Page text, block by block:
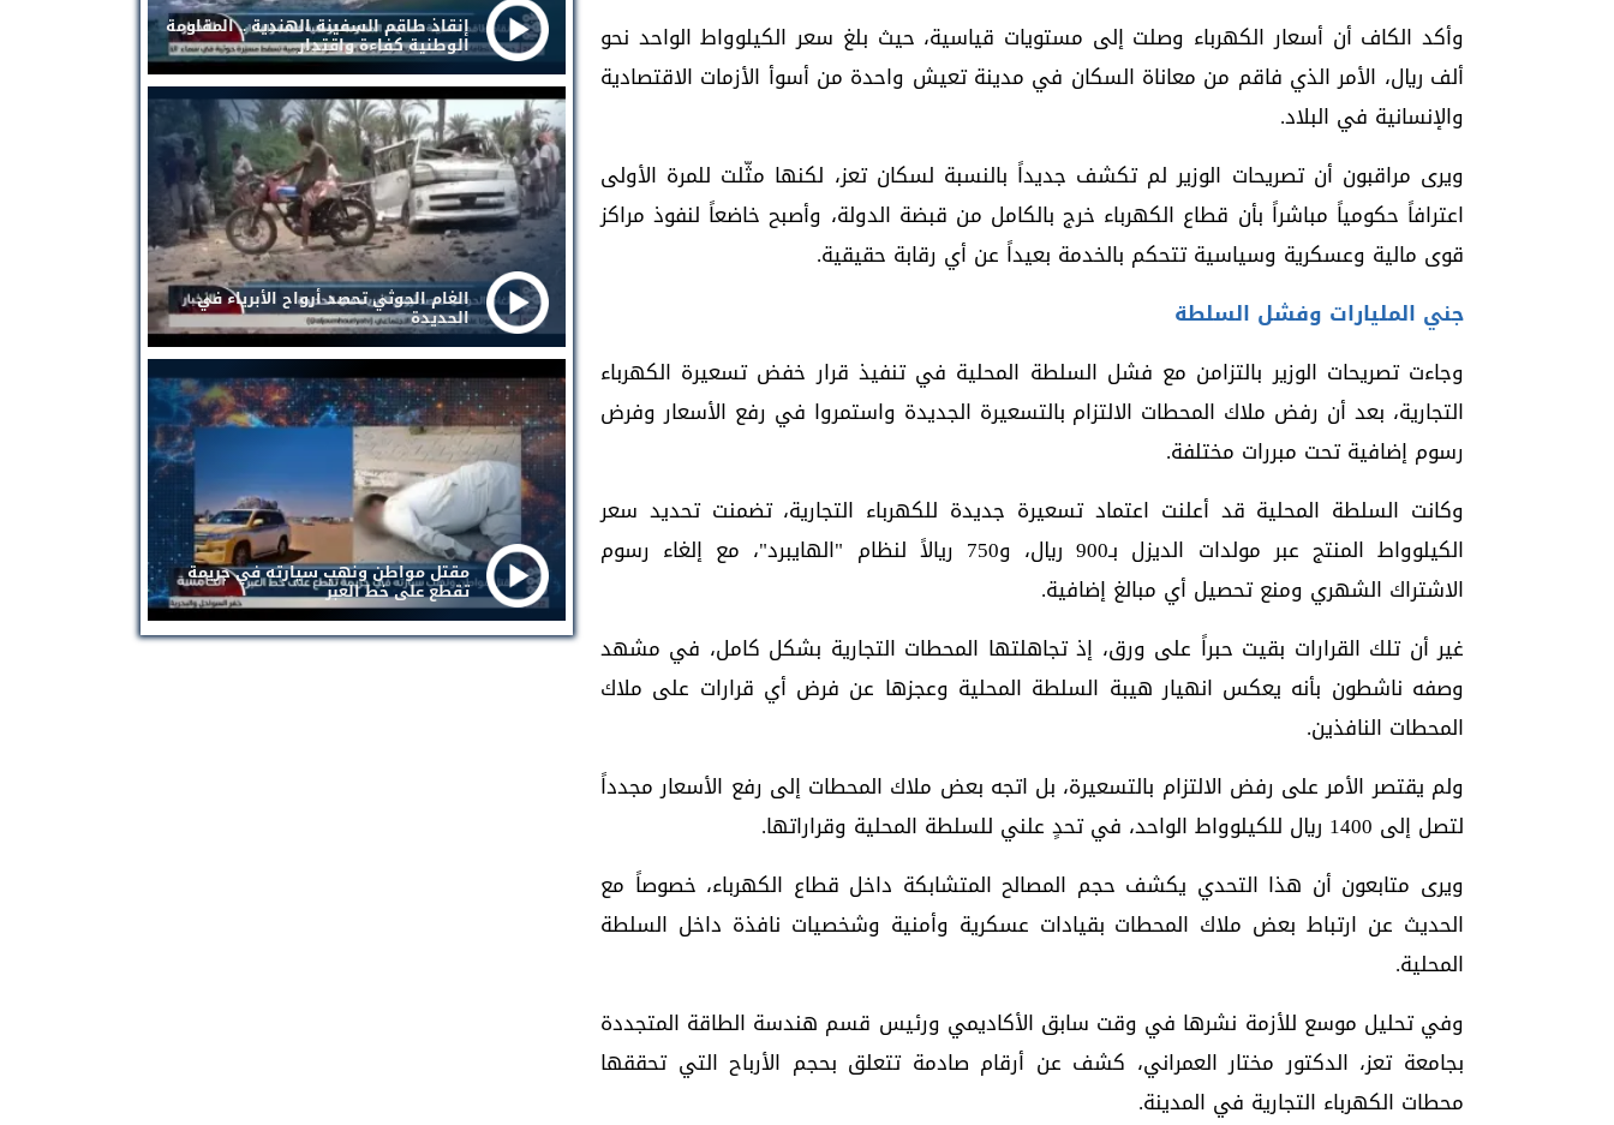
وأكد الكاف أن أسعار الكهرباء وصلت إلى مستويات قياسية، حيث بلغ سعر الكيلوواط الواحد نحو
ألف ريال، الأمر الذي فاقم من معاناة السكان في مدينة تعيش واحدة من أسوأ الأزمات الاقتصادية
والإنسانية في البلاد.
ويرى مراقبون أن تصريحات الوزير لم تكشف جديداً بالنسبة لسكان تعز، لكنها مثّلت للمرة الأولى
اعترافاً حكومياً مباشراً بأن قطاع الكهرباء خرج بالكامل من قبضة الدولة، وأصبح خاضعاً لنفوذ مراكز
قوى مالية وعسكرية وسياسية تتحكم بالخدمة بعيداً عن أي رقابة حقيقية.
جني المليارات وفشل السلطة
وجاءت تصريحات الوزير بالتزامن مع فشل السلطة المحلية في تنفيذ قرار خفض تسعيرة الكهرباء
التجارية، بعد أن رفض ملاك المحطات الالتزام بالتسعيرة الجديدة واستمروا في رفع الأسعار وفرض
رسوم إضافية تحت مبررات مختلفة.
وكانت السلطة المحلية قد أعلنت اعتماد تسعيرة جديدة للكهرباء التجارية، تضمنت تحديد سعر
الكيلوواط المنتج عبر مولدات الديزل بـ900 ريال، و750 ريالاً لنظام "الهايبرد"، مع إلغاء رسوم
الاشتراك الشهري ومنع تحصيل أي مبالغ إضافية.
غير أن تلك القرارات بقيت حبراً على ورق، إذ تجاهلتها المحطات التجارية بشكل كامل، في مشهد
وصفه ناشطون بأنه يعكس انهيار هيبة السلطة المحلية وعجزها عن فرض أي قرارات على ملاك
المحطات النافذين.
ولم يقتصر الأمر على رفض الالتزام بالتسعيرة، بل اتجه بعض ملاك المحطات إلى رفع الأسعار مجدداً
لتصل إلى 1400 ريال للكيلوواط الواحد، في تحدٍ علني للسلطة المحلية وقراراتها.
ويرى متابعون أن هذا التحدي يكشف حجم المصالح المتشابكة داخل قطاع الكهرباء، خصوصاً مع
الحديث عن ارتباط بعض ملاك المحطات بقيادات عسكرية وأمنية وشخصيات نافذة داخل السلطة
المحلية.
وفي تحليل موسع للأزمة نشرها في وقت سابق الأكاديمي ورئيس قسم هندسة الطاقة المتجددة
بجامعة تعز، الدكتور مختار العمراني، كشف عن أرقام صادمة تتعلق بحجم الأرباح التي تحققها
محطات الكهرباء التجارية في المدينة.
إنقاذ طاقم السفينة الهندية .. المقاومة
الوطنية كفاءة واقتدار
الغام الحوثي تحصد أرواح الأبرياء في
الحديدة
مقتل مواطن ونهب سيارته في جريمة
تقطع على خط العبر